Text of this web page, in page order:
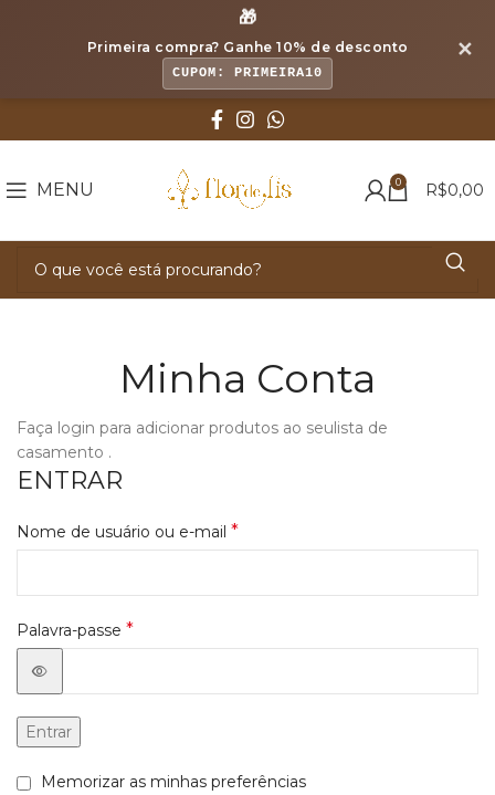
🎁
Primeira compra? Ganhe 10% de desconto
CUPOM: PRIMEIRA10
✕
MENU 0 R$0,00
Minha Conta
Faça login para adicionar produtos ao seulista de
casamento .
ENTRAR
Nome de usuário ou e-mail *
Palavra-passe *
Entrar
Memorizar as minhas preferências